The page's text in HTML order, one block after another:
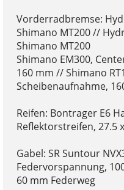
Vorderradbremse:
Shimano MT200 //
Shimano MT200
Shimano EM300,
160 mm // Shimano
Scheibenaufnahme,
Reifen: Bontrager E6
Reflektorstreifen, 27.5
Gabel: SR Suntour
Federvorspannung,
60 mm Federweg